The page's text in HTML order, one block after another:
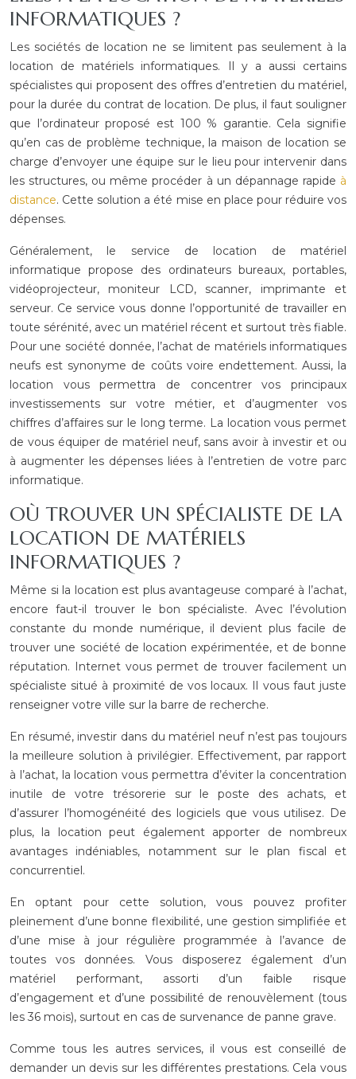
INFORMATIQUES ?
Les sociétés de location ne se limitent pas seulement à la
location de matériels informatiques. Il y a aussi certains
spécialistes qui proposent des offres d’entretien du matériel,
pour la durée du contrat de location. De plus, il faut souligner
que l’ordinateur proposé est 100 % garantie. Cela signifie
qu’en cas de problème technique, la maison de location se
charge d’envoyer une équipe sur le lieu pour intervenir dans
les structures, ou même procéder à un dépannage rapide à
distance. Cette solution a été mise en place pour réduire vos
dépenses.
Généralement, le service de location de matériel
informatique propose des ordinateurs bureaux, portables,
vidéoprojecteur, moniteur LCD, scanner, imprimante et
serveur. Ce service vous donne l’opportunité de travailler en
toute sérénité, avec un matériel récent et surtout très fiable.
Pour une société donnée, l’achat de matériels informatiques
neufs est synonyme de coûts voire endettement. Aussi, la
location vous permettra de concentrer vos principaux
investissements sur votre métier, et d’augmenter vos
chiffres d’affaires sur le long terme. La location vous permet
de vous équiper de matériel neuf, sans avoir à investir et ou
à augmenter les dépenses liées à l’entretien de votre parc
informatique.
OÙ TROUVER UN SPÉCIALISTE DE LA
LOCATION DE MATÉRIELS
INFORMATIQUES ?
Même si la location est plus avantageuse comparé à l’achat,
encore faut-il trouver le bon spécialiste. Avec l’évolution
constante du monde numérique, il devient plus facile de
trouver une société de location expérimentée, et de bonne
réputation. Internet vous permet de trouver facilement un
spécialiste situé à proximité de vos locaux. Il vous faut juste
renseigner votre ville sur la barre de recherche.
En résumé, investir dans du matériel neuf n’est pas toujours
la meilleure solution à privilégier. Effectivement, par rapport
à l’achat, la location vous permettra d’éviter la concentration
inutile de votre trésorerie sur le poste des achats, et
d’assurer l’homogénéité des logiciels que vous utilisez. De
plus, la location peut également apporter de nombreux
avantages indéniables, notamment sur le plan fiscal et
concurrentiel.
En optant pour cette solution, vous pouvez profiter
pleinement d’une bonne flexibilité, une gestion simplifiée et
d’une mise à jour régulière programmée à l’avance de
toutes vos données. Vous disposerez également d’un
matériel performant, assorti d’un faible risque
d’engagement et d’une possibilité de renouvèlement (tous
les 36 mois), surtout en cas de survenance de panne grave.
Comme tous les autres services, il vous est conseillé de
demander un devis sur les différentes prestations. Cela vous